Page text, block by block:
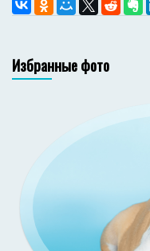
Избранные фото